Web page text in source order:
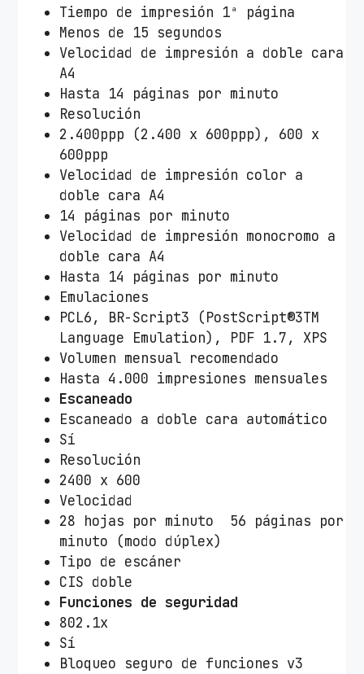
Tiempo de impresión 1ª página
Menos de 15 segundos
Velocidad de impresión a doble cara
A4
Hasta 14 páginas por minuto
Resolución
2.400ppp (2.400 x 600ppp), 600 x
600ppp
Velocidad de impresión color a
doble cara A4
14 páginas por minuto
Velocidad de impresión monocromo a
doble cara A4
Hasta 14 páginas por minuto
Emulaciones
PCL6, BR-Script3 (PostScript®3TM
Language Emulation), PDF 1.7, XPS
Volumen mensual recomendado
Hasta 4.000 impresiones mensuales
Escaneado
Escaneado a doble cara automático
Sí
Resolución
2400 x 600
Velocidad
28 hojas por minuto  56 páginas por
minuto (modo dúplex)
Tipo de escáner
CIS doble
Funciones de seguridad
802.1x
Sí
Bloqueo seguro de funciones v3